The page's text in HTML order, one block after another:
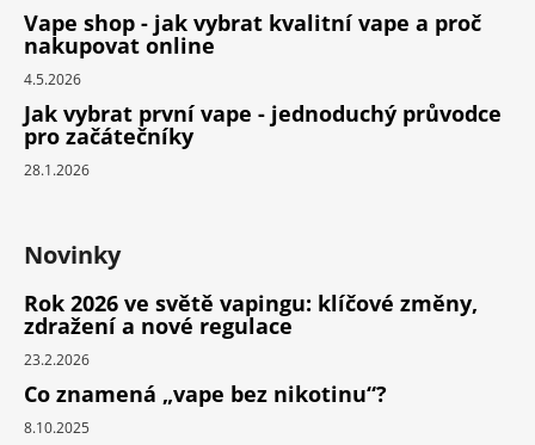
Vape shop - jak vybrat kvalitní vape a proč
nakupovat online
4.5.2026
Jak vybrat první vape - jednoduchý průvodce
pro začátečníky
28.1.2026
Novinky
Rok 2026 ve světě vapingu: klíčové změny,
zdražení a nové regulace
23.2.2026
Co znamená „vape bez nikotinu“?
8.10.2025